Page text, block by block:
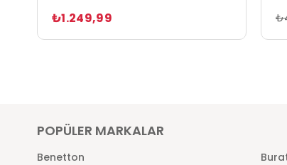
₺1.249,99
POPÜLER MARKALAR
Benetton